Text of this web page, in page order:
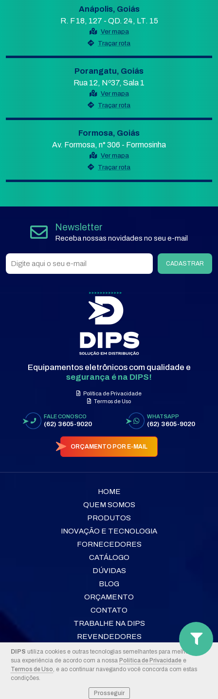
DIPS utiliza cookies e outras tecnologias semelhantes para melhorar a
sua experiência de acordo com a nossa Política de Privacidade e
Termos de Uso, e ao continuar navegando você concorda com estas
condições.
Prosseguir
Anápolis, Goiás
R. F 18, 127 - QD. 24, LT. 15
Ver mapa
Traçar rota
Porangatu, Goiás
Rua 12, Nº37, Sala 1
Ver mapa
Traçar rota
Formosa, Goiás
Av. Formosa, n° 306 - Formosinha
Ver mapa
Traçar rota
Newsletter
Receba nossas novidades no seu e-mail
CADASTRAR
Equipamentos eletrônicos com qualidade e
segurança é na DIPS!
Política de Privacidade
Termos de Uso
FALE CONOSCO
(62) 3605-9020
WHATSAPP
(62) 3605-9020
ORÇAMENTO POR E-MAIL
HOME
QUEM SOMOS
PRODUTOS
INOVAÇÃO E TECNOLOGIA
FORNECEDORES
CATÁLOGO
DÚVIDAS
BLOG
ORÇAMENTO
CONTATO
TRABALHE NA DIPS
REVENDEDORES
2026 © DIPS